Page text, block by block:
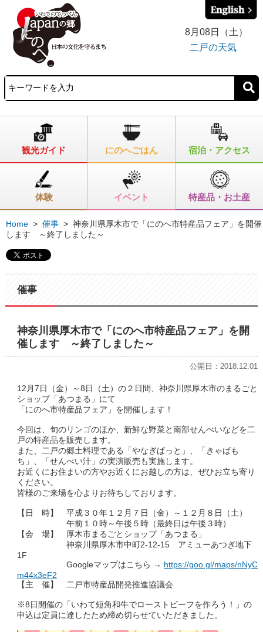
8月08日（土）
二戸の天気
観光ガイド にのへごはん 宿泊・アクセス
体験 イベント 特産品・お土産
Home > 催事 > 神奈川県厚木市で「にのへ市特産品フェア」を開催
します ～終了しました～
催事
神奈川県厚木市で「にのへ市特産品フェア」を開
催します ～終了しました～
公開日：2018.12.01
12月7日（金）～8日（土）の２日間、神奈川県厚木市のまるごと
ショップ「あつまる」にて
「にのへ市特産品フェア」を開催します！
今回は、旬のリンゴのほか、新鮮な野菜と南部せんべいなどを二
戸の特産品を販売します。
また、二戸の郷土料理である「やなぎばっと」、「きゃばも
ち」、「せんべい汁」の実演販売も実施します。
お近くにお住まいの方やお近くにお越しの方は、ぜひお立ち寄り
ください。
皆様のご来場を心よりお待ちしております。
【日 時】 平成３０年１２月７日（金）～１２月８日（土）
午前１０時～午後５時（最終日は午後３時）
【会 場】 厚木市まるごとショップ「あつまる」
神奈川県厚木市中町2-12-15 アミューあつぎ地下
1F
Googleマップはこちら → https://goo.gl/maps/nNyC
m44x3eF2
【主 催】 二戸市特産品開発推進協議会
※8日開催の「いわて短角和牛でローストビーフを作ろう！」の
申込は定員に達したため締め切らせていただきました。